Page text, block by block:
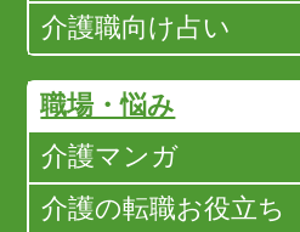
介護職向け占い
職場・悩み
介護マンガ
介護の転職お役立ち